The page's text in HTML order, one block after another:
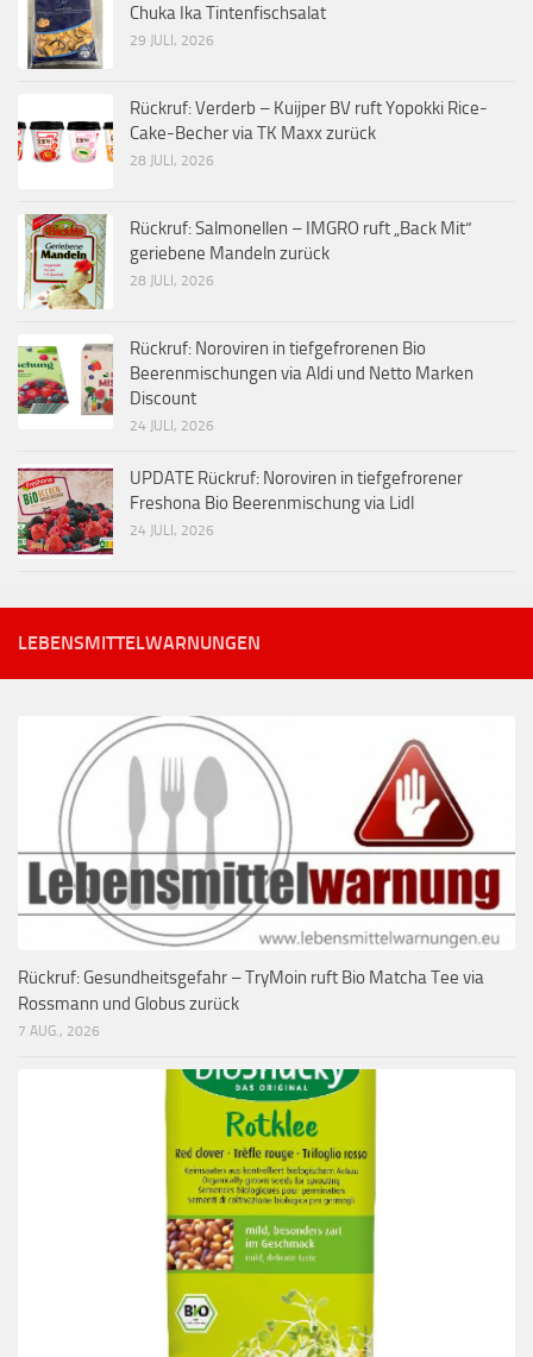
Chuka Ika Tintenfischsalat
29 JULI, 2026
Rückruf: Verderb – Kuijper BV ruft Yopokki Rice-
Cake-Becher via TK Maxx zurück
28 JULI, 2026
Rückruf: Salmonellen – IMGRO ruft „Back Mit“
geriebene Mandeln zurück
28 JULI, 2026
Rückruf: Noroviren in tiefgefrorenen Bio
Beerenmischungen via Aldi und Netto Marken
Discount
24 JULI, 2026
UPDATE Rückruf: Noroviren in tiefgefrorener
Freshona Bio Beerenmischung via Lidl
24 JULI, 2026
LEBENSMITTELWARNUNGEN
Rückruf: Gesundheitsgefahr – TryMoin ruft Bio Matcha Tee via
Rossmann und Globus zurück
7 AUG., 2026